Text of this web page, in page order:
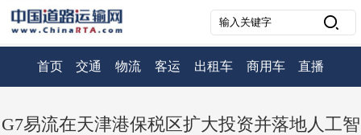
首页 交通 物流 客运 出租车 商用车 直播
G7易流在天津港保税区扩大投资并落地人工智